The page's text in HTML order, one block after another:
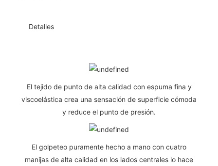
Detalles
El tejido de punto de alta calidad con espuma fina y
viscoelástica crea una sensación de superficie cómoda
y reduce el punto de presión.
El golpeteo puramente hecho a mano con cuatro
manijas de alta calidad en los lados centrales lo hace